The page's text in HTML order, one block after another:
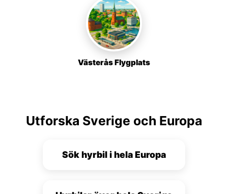
Västerås Flygplats
Utforska Sverige och Europa
Sök hyrbil i hela Europa